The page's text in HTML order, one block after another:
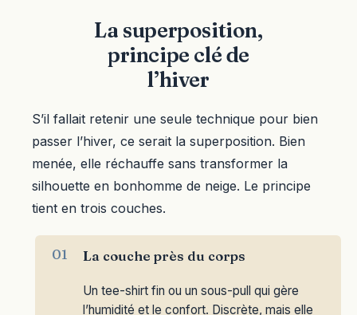
La superposition,
principe clé de
l’hiver
S’il fallait retenir une seule technique pour bien
passer l’hiver, ce serait la superposition. Bien
menée, elle réchauffe sans transformer la
silhouette en bonhomme de neige. Le principe
tient en trois couches.
La couche près du corps
Un tee-shirt fin ou un sous-pull qui gère
l’humidité et le confort. Discrète, mais elle